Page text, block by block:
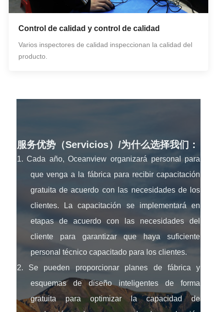
Control de calidad y control de calidad
Varios inspectores de calidad inspeccionan la calidad del
producto.
服务优势（Servicios）/为什么选择我们：
1. Cada año, Oceanview organizará personal para
que venga a la fábrica para recibir capacitación
gratuita de acuerdo con las necesidades de los
clientes. La capacitación se implementará en
etapas de acuerdo con las necesidades del
cliente para garantizar que haya suficiente
personal técnico capacitado para los clientes.
2. Se pueden proporcionar planes de fábrica y
esquemas de diseño inteligentes de forma
gratuita para optimizar la capacidad de